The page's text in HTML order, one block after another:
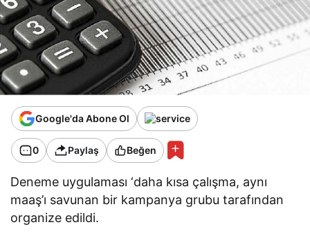
Google'da Abone Ol
0 Paylaş Beğen
Deneme uygulaması ‘daha kısa çalışma, aynı
maaş’ı savunan bir kampanya grubu tarafından
organize edildi.